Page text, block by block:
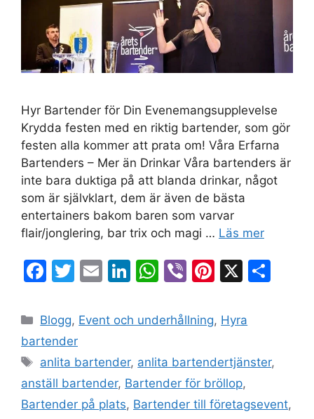
Hyr Bartender för Din Evenemangsupplevelse
Krydda festen med en riktig bartender, som gör
festen alla kommer att prata om! Våra Erfarna
Bartenders – Mer än Drinkar Våra bartenders är
inte bara duktiga på att blanda drinkar, något
som är självklart, dem är även de bästa
entertainers bakom baren som varvar
flair/jonglering, bar trix och magi … Läs mer
F
c
e
b
o
o
T
itt
er
E
ai
Li
k
dI
n
W
at
A
p
p
Vi
er
Pi
er
st
X
Blogg, Event och underhållning, Hyra
bartender
anlita bartender, anlita bartendertjänster,
anställ bartender, Bartender för bröllop,
Bartender på plats, Bartender till företagsevent,